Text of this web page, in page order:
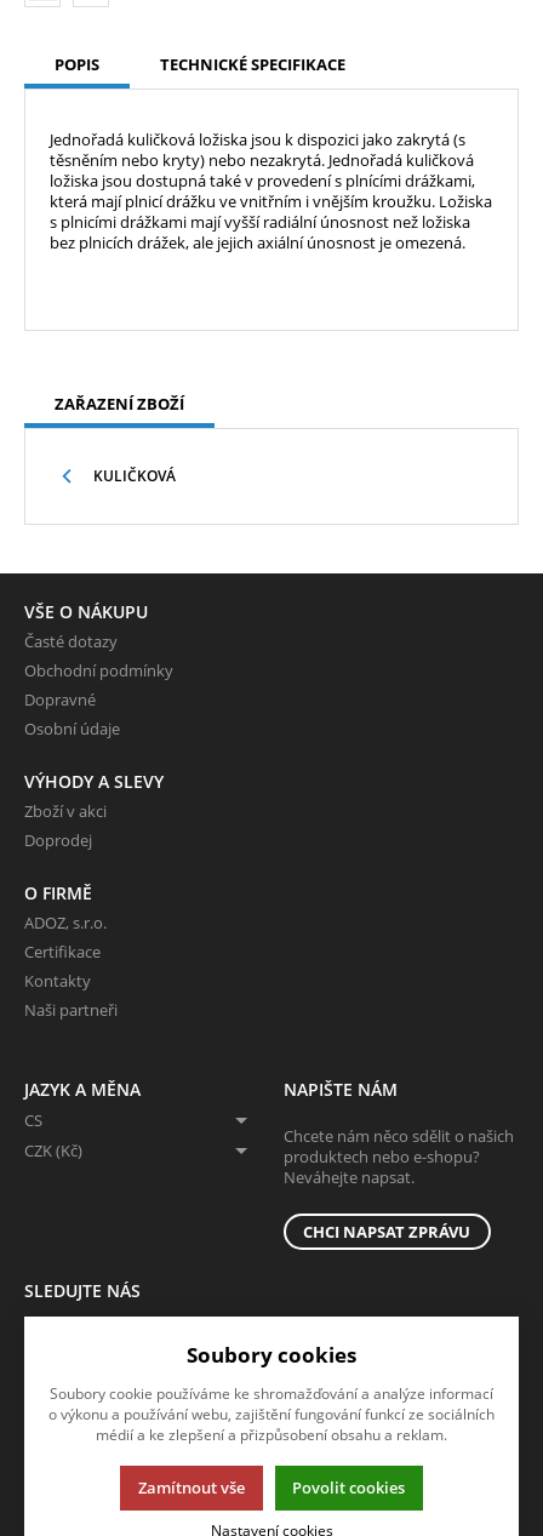
POPIS TECHNICKÉ SPECIFIKACE
Jednořadá kuličková ložiska jsou k dispozici jako zakrytá (s
těsněním nebo kryty) nebo nezakrytá. Jednořadá kuličková
ložiska jsou dostupná také v provedení s plnícími drážkami,
která mají plnicí drážku ve vnitřním i vnějším kroužku. Ložiska
s plnicími drážkami mají vyšší radiální únosnost než ložiska
bez plnicích drážek, ale jejich axiální únosnost je omezená.
ZAŘAZENÍ ZBOŽÍ
KULIČKOVÁ
VŠE O NÁKUPU
Časté dotazy
Obchodní podmínky
Dopravné
Osobní údaje
VÝHODY A SLEVY
Zboží v akci
Doprodej
O FIRMĚ
ADOZ, s.r.o.
Certifikace
Kontakty
Naši partneři
JAZYK A MĚNA
CS
CZK (Kč)
NAPIŠTE NÁM
Chcete nám něco sdělit o našich
produktech nebo e-shopu?
Neváhejte napsat.
CHCI NAPSAT ZPRÁVU
SLEDUJTE NÁS
Tato stránka používá soubory cookies. Klikněte pro více informací.
Soubory cookies
Soubory cookie používáme ke shromažďování a analýze informací
o výkonu a používání webu, zajištění fungování funkcí ze sociálních
médií a ke zlepšení a přizpůsobení obsahu a reklam.
Zamítnout vše Povolit cookies
Nastavení cookies